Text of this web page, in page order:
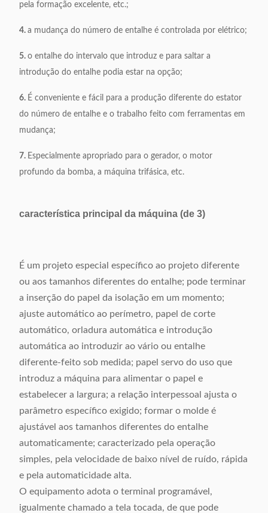
pela formação excelente, etc.;
4. a mudança do número de entalhe é controlada por elétrico;
5. o entalhe do intervalo que introduz e para saltar a
introdução do entalhe podia estar na opção;
6. É conveniente e fácil para a produção diferente do estator
do número de entalhe e o trabalho feito com ferramentas em
mudança;
7. Especialmente apropriado para o gerador, o motor
profundo da bomba, a máquina trifásica, etc.
característica principal da máquina (de 3)
É um projeto especial específico ao projeto diferente
ou aos tamanhos diferentes do entalhe; pode terminar
a inserção do papel da isolação em um momento;
ajuste automático ao perímetro, papel de corte
automático, orladura automática e introdução
automática ao introduzir ao vário ou entalhe
diferente-feito sob medida; papel servo do uso que
introduz a máquina para alimentar o papel e
estabelecer a largura; a relação interpessoal ajusta o
parâmetro específico exigido; formar o molde é
ajustável aos tamanhos diferentes do entalhe
automaticamente; caracterizado pela operação
simples, pela velocidade de baixo nível de ruído, rápida
e pela automaticidade alta.
O equipamento adota o terminal programável,
igualmente chamado a tela tocada, de que pode